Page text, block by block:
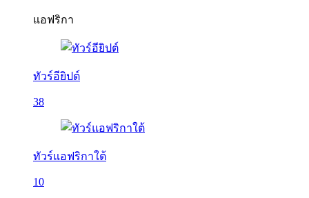
แอฟริกา
ทัวร์อียิปต์
38
ทัวร์แอฟริกาใต้
10